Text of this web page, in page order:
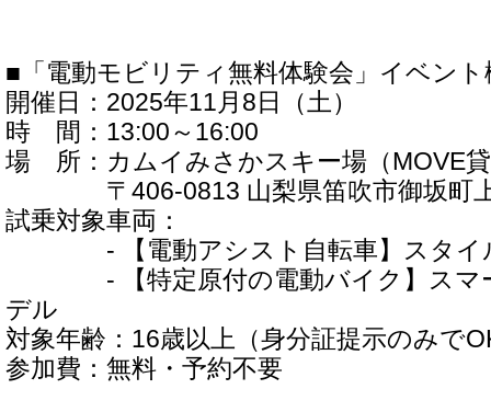
■「電動モビリティ無料体験会」イベント
開催日：2025年11月8日（土）
時 間：13:00～16:00
場 所：カムイみさかスキー場（MOVE
〒406-0813 山梨県笛吹市御坂町上
試乗対象車両：
- 【電動アシスト自転車】スタイ
- 【特定原付の電動バイク】スマー
デル
対象年齢：16歳以上（身分証提示のみで
参加費：無料・予約不要